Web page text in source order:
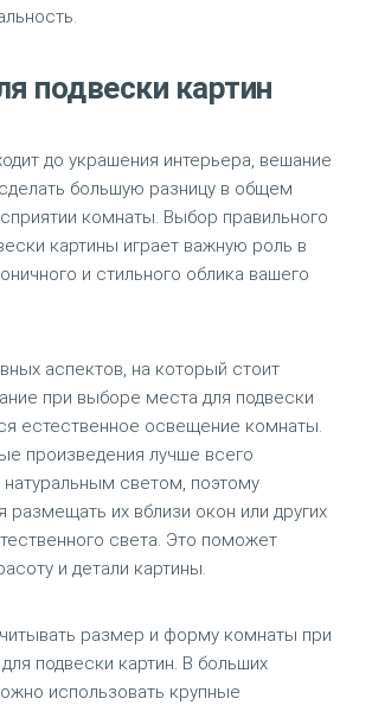
подвески картин
до украшения интерьера, вешание
большую разницу в общем
комнаты. Выбор правильного
картины играет важную роль в
и стильного облика вашего
аспектов, на который стоит
при выборе места для подвески
естественное освещение комнаты.
произведения лучше всего
натуральным светом, поэтому
размещать их вблизи окон или других
света. Это поможет
и детали картины.
размер и форму комнаты при
подвески картин. В больших
использовать крупные